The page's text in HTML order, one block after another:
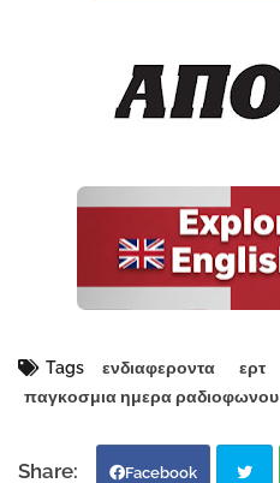
Tags ενδιαφεροντα ερτ
παγκοσμια ημερα ραδιοφωνου
Facebook